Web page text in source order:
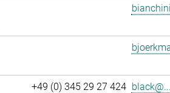
+49 (0) 345 29 27 424 black@...